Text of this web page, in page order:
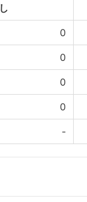
し
0
0
0
0
-